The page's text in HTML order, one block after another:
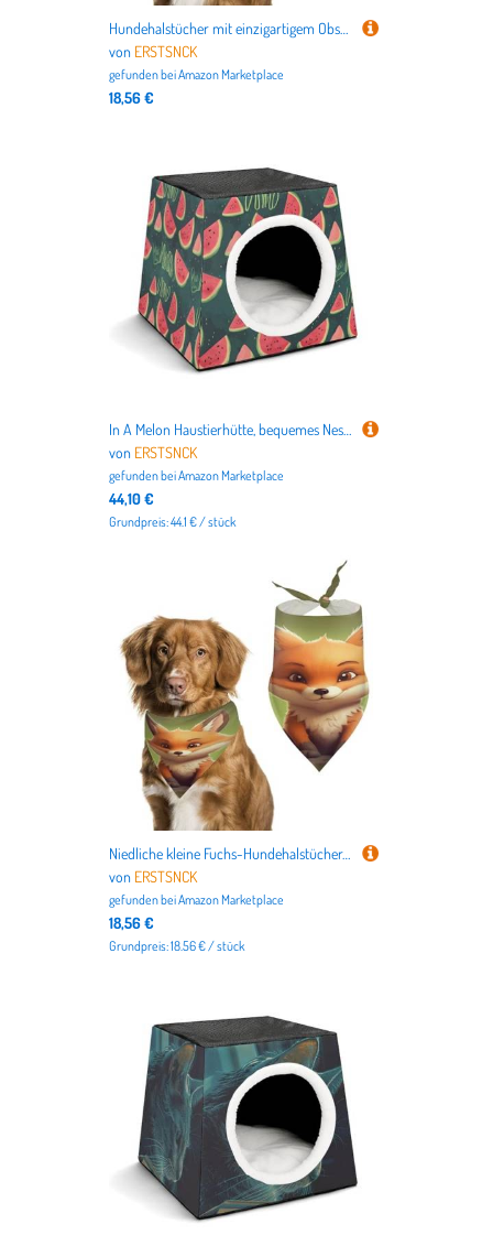
Hundehalstücher mit einzigartigem Obstmuster, niedlich, weiche Baumwolle, waschbar, für den täglichen Sommer, langlebig, dreieckig, wendbar, geeignet für kleine, mittelgroße und große Hunde und Katzen
von ERSTSNCK
gefunden beiAmazon Marketplace
18,56 €
In A Melon Haustierhütte, bequemes Nest für Haustiere, Weltraumkapsel, warm, weich, für den Innenbereich, für Katzen, kleine Hunde und mittelgroße Tiere
von ERSTSNCK
gefunden beiAmazon Marketplace
44,10 €
Grundpreis: 44.1 € / stück
Niedliche kleine Fuchs-Hundehalstücher, niedlich, weiche Baumwolle, waschbar, für den täglichen Sommer, langlebig, dreieckig, wendbar, geeignet für kleine, mittelgroße und große Hunde und Katzen
von ERSTSNCK
gefunden beiAmazon Marketplace
18,56 €
Grundpreis: 18.56 € / stück